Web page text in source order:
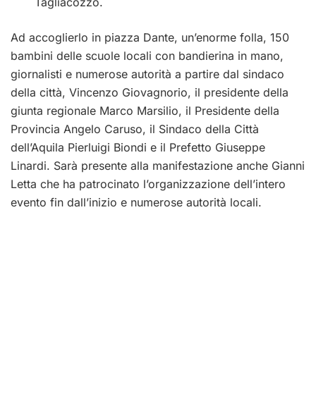
Ad accoglierlo in piazza Dante, un’enorme folla, 150
bambini delle scuole locali con bandierina in mano,
giornalisti e numerose autorità a partire dal sindaco
della città, Vincenzo Giovagnorio, il presidente della
giunta regionale Marco Marsilio, il Presidente della
Provincia Angelo Caruso, il Sindaco della Città
dell’Aquila Pierluigi Biondi e il Prefetto Giuseppe
Linardi. Sarà presente alla manifestazione anche Gianni
Letta che ha patrocinato l’organizzazione dell’intero
evento fin dall’inizio e numerose autorità locali.